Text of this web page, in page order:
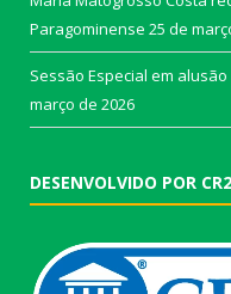
Paragominense 25 de
Sessão Especial em
março de 2026
DESENVOLVIDO POR CR2